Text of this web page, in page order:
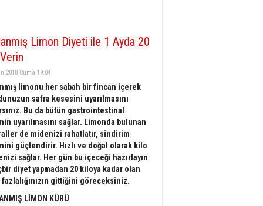
Limon Diyeti ile 1 Ayda 20
2018 Cuma 19:04
limonu her sabah bir fincan içerek
safra kesesini uyarılmasını
Bu da bütün gastrointestinal
uyarılmasını sağlar. Limonda bulunan
de midenizi rahatlatır, sindirim
güçlendirir. Hızlı ve doğal olarak kilo
sağlar. Her gün bu içeceği hazırlayın
diyet yapmadan 20 kiloya kadar olan
gittiğini göreceksiniz.
LİMON KÜRÜ